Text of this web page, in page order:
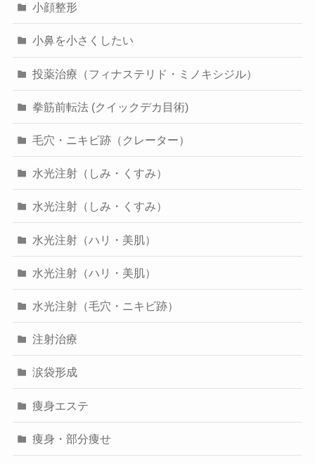
小顔整形
小鼻を小さくしたい
投薬治療（フィナステリド・ミノキシジル）
拳筋前転法 (クイックデカ目術)
毛穴・ニキビ跡（クレーター）
水光注射（しみ・くすみ）
水光注射（しみ・くすみ）
水光注射（ハリ・美肌）
水光注射（ハリ・美肌）
水光注射（毛穴・ニキビ跡）
注射治療
涙袋形成
痩身エステ
痩身・部分痩せ